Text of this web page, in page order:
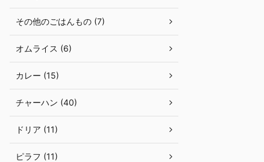
その他のごはんもの (7)
オムライス (6)
カレー (15)
チャーハン (40)
ドリア (11)
ピラフ (11)